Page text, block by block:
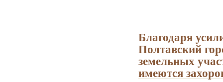
Благодаря
Полтавский
земельных
имеются